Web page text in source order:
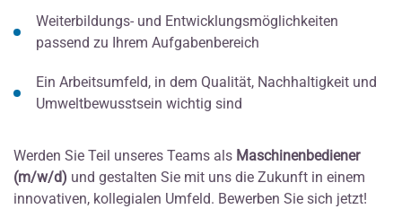
Weiterbildungs- und Entwicklungsmöglichkeiten
passend zu Ihrem Aufgabenbereich
Ein Arbeitsumfeld, in dem Qualität, Nachhaltigkeit und
Umweltbewusstsein wichtig sind
Werden Sie Teil unseres Teams als Maschinenbediener
(m/w/d) und gestalten Sie mit uns die Zukunft in einem
innovativen, kollegialen Umfeld. Bewerben Sie sich jetzt!